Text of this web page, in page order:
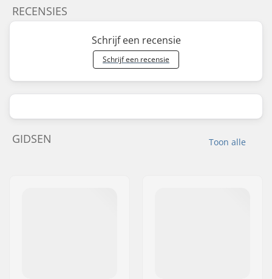
RECENSIES
Schrijf een recensie
Schrijf een recensie
Toon alle
GIDSEN